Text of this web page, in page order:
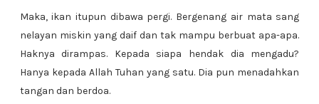
Maka, ikan itupun dibawa pergi. Bergenang air mata sang
nelayan miskin yang daif dan tak mampu berbuat apa-apa.
Haknya dirampas. Kepada siapa hendak dia mengadu?
Hanya kepada Allah Tuhan yang satu. Dia pun menadahkan
tangan dan berdoa.